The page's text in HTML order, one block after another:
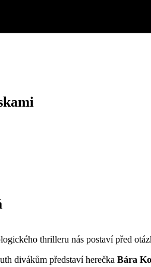
thrilleru nás postaví před
divákům představí herečka Bára